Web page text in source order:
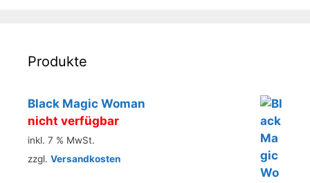
Produkte
Black Magic Woman
nicht verfügbar
inkl. 7 % MwSt.
zzgl. Versandkosten